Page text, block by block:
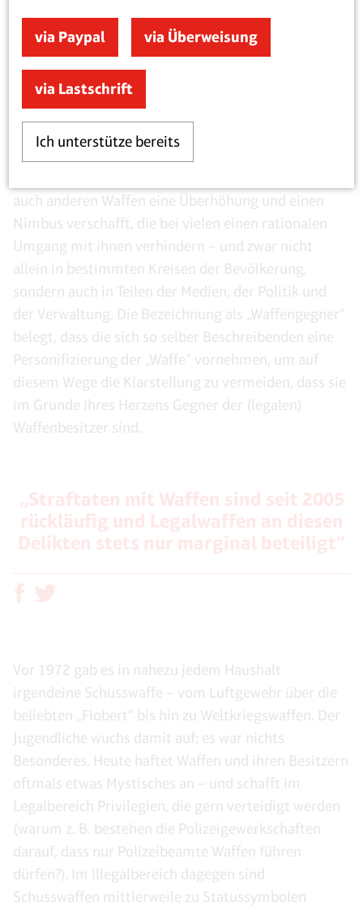
ernsthafte Gefahr für den demokratischen Staat.
Mythos Waffe
Die Gesetzeslage hat mittlerweile dazu geführt, dass
auch anderen Waffen eine Überhöhung und einen
Nimbus verschafft, die bei vielen einen rationalen
Umgang mit ihnen verhindern – und zwar nicht
allein in bestimmten Kreisen der Bevölkerung,
sondern auch in Teilen der Medien, der Politik und
der Verwaltung. Die Bezeichnung als „Waffengegner“
belegt, dass die sich so selber Beschreibenden eine
Personifizierung der „Waffe“ vornehmen, um auf
diesem Wege die Klarstellung zu vermeiden, dass sie
im Grunde ihres Herzens Gegner der (legalen)
Waffenbesitzer sind.
Vor 1972 gab es in nahezu jedem Haushalt
irgendeine Schusswaffe – vom Luftgewehr über die
beliebten „Flobert“ bis hin zu Weltkriegswaffen. Der
Jugendliche wuchs damit auf; es war nichts
Besonderes. Heute haftet Waffen und ihren Besitzern
oftmals etwas Mystisches an – und schafft im
Legalbereich Privilegien, die gern verteidigt werden
(warum z. B. bestehen die Polizeigewerkschaften
darauf, dass nur Polizeibeamte Waffen führen
dürfen?). Im Illegalbereich dagegen sind
Schusswaffen mittlerweile zu Statussymbolen
via Paypal via Überweisung
via Lastschrift
Ich unterstütze bereits